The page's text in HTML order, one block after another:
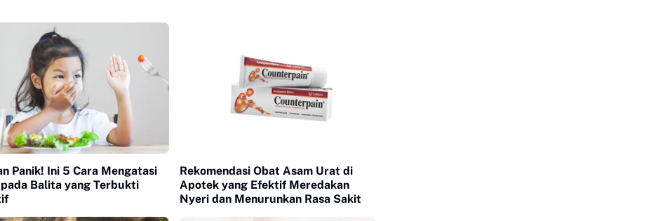
Panik! Ini 5 Cara Mengatasi
Balita yang Terbukti
Rekomendasi Obat Asam Urat di
Apotek yang Efektif Meredakan
Nyeri dan Menurunkan Rasa Sakit